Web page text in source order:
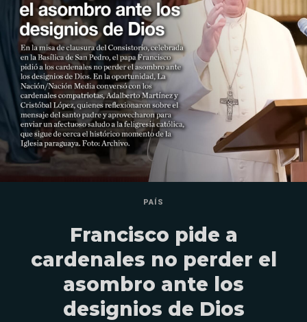
PAÍS
Francisco pide a
cardenales no perder el
asombro ante los
designios de Dios